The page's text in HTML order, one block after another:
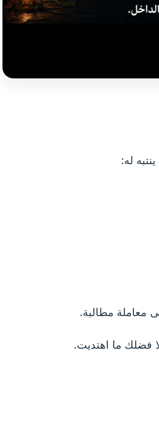
له:
معاملة مطالبة.
فضلك ما اهتديت.